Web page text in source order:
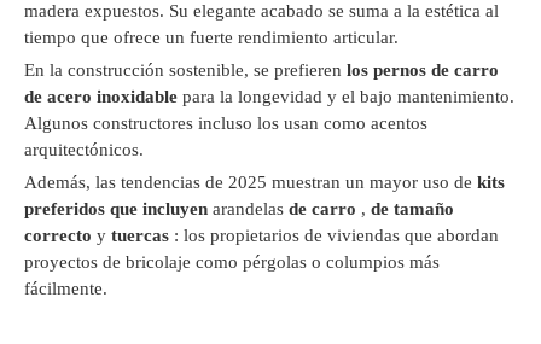
madera expuestos. Su elegante acabado se suma a la estética al
tiempo que ofrece un fuerte rendimiento articular.
En la construcción sostenible, se prefieren los pernos de carro
de acero inoxidable para la longevidad y el bajo mantenimiento.
Algunos constructores incluso los usan como acentos
arquitectónicos.
Además, las tendencias de 2025 muestran un mayor uso de kits
preferidos que incluyen arandelas de carro , de tamaño
correcto y tuercas : los propietarios de viviendas que abordan
proyectos de bricolaje como pérgolas o columpios más
fácilmente.